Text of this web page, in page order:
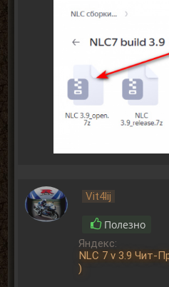
Vit4lij
Полезно
Яндекс:
NLC 7 v 3.9 Чит-
)